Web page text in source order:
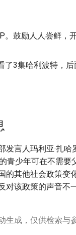
。鼓励人人尝鲜，
了3集哈利波特，
发言人玛利亚·扎
青少年可在不需
的其他社会政策变
对该政策的声音不
生成，仅供检索与